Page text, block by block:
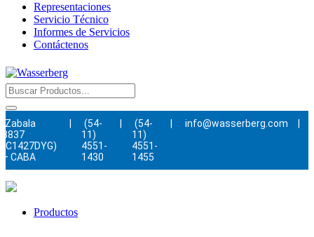
Representaciones
Servicio Técnico
Informes de Servicios
Contáctenos
Zabala
3837
(C1427DYG)
– CABA
(54-
11)
4551-
1430
(54-
11)
4551-
1455
info@wasserberg.com
Productos